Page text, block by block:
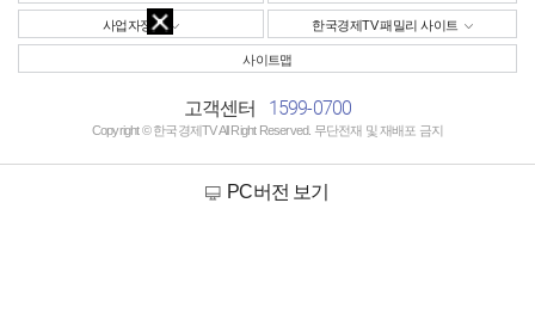
사업자정보 한국경제TV 패밀리 사이트
사이트맵
고객센터 1599-0700
Copyright © 한국경제TV All Right Reserved. 무단전재 및 재배포 금지
PC버전 보기